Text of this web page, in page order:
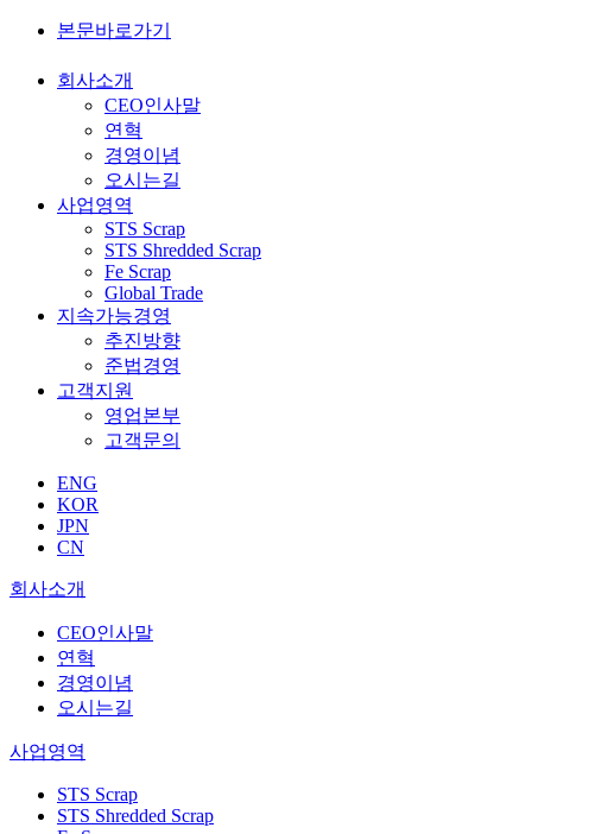
본문바로가기
회사소개
CEO인사말
연혁
경영이념
오시는길
사업영역
STS Scrap
STS Shredded Scrap
Fe Scrap
Global Trade
지속가능경영
추진방향
준법경영
고객지원
영업본부
고객문의
ENG
KOR
JPN
CN
회사소개
CEO인사말
연혁
경영이념
오시는길
사업영역
STS Scrap
STS Shredded Scrap